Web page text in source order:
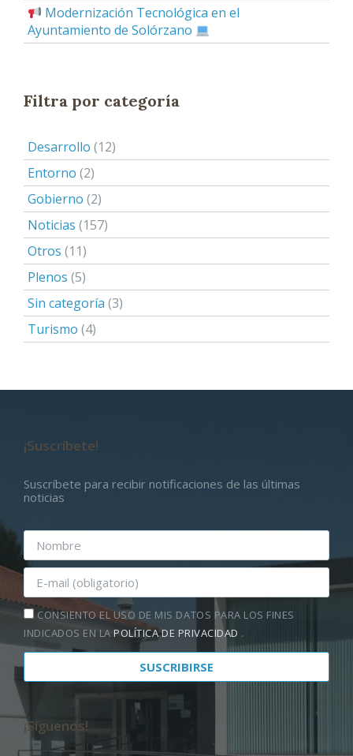
Modernización Tecnológica en el
Ayuntamiento de Solórzano
Filtra por categoría
Desarrollo (12)
Entorno (2)
Gobierno (2)
Noticias (157)
Otros (11)
Plenos (5)
Sin categoría (3)
Turismo (4)
¡Suscríbete!
Suscríbete para recibir notificaciones de las últimas
noticias
CONSIENTO EL USO DE MIS DATOS PARA LOS FINES
INDICADOS EN LAPOLÍTICA DE PRIVACIDAD .
¡Síguenos!